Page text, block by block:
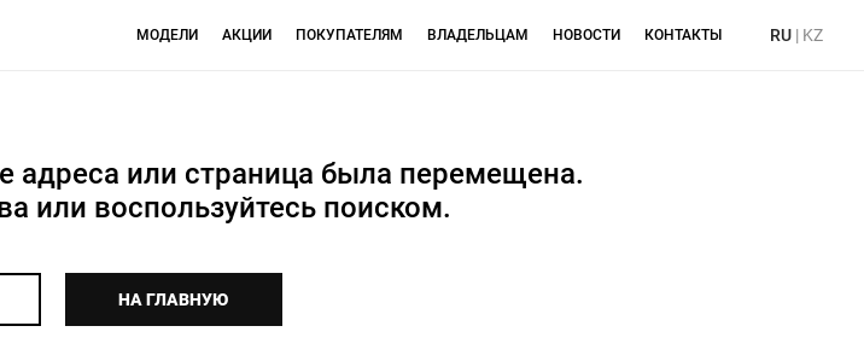
МОДЕЛИ АКЦИИ ПОКУПАТЕЛЯМ ВЛАДЕЛЬЦАМ НОВОСТИ КОНТАКТЫ RU | KZ
или страница была перемещена.
или воспользуйтесь поиском.
НА ГЛАВНУЮ